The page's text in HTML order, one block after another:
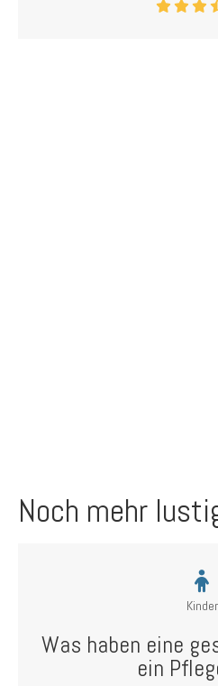
Noch mehr
Kinder
Was haben eine
ein